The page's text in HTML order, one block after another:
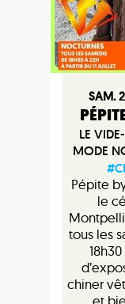
SAM.
LE
MODE
Pépite
le
tous les
chiner